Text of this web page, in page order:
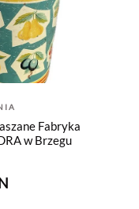
Fabryka
w Brzegu